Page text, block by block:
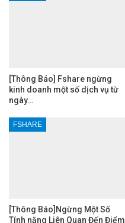
[Thông Báo] Fshare ngừng
kinh doanh một số dịch vụ từ
ngày…
FSHARE
[Thông Báo]Ngừng Một Số
Tính năng Liên Quan Đến Điểm